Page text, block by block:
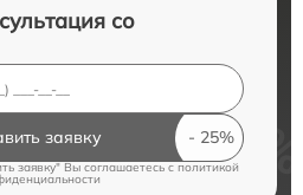
со
заявку
заявку" Вы соглашаетесь cполитикой